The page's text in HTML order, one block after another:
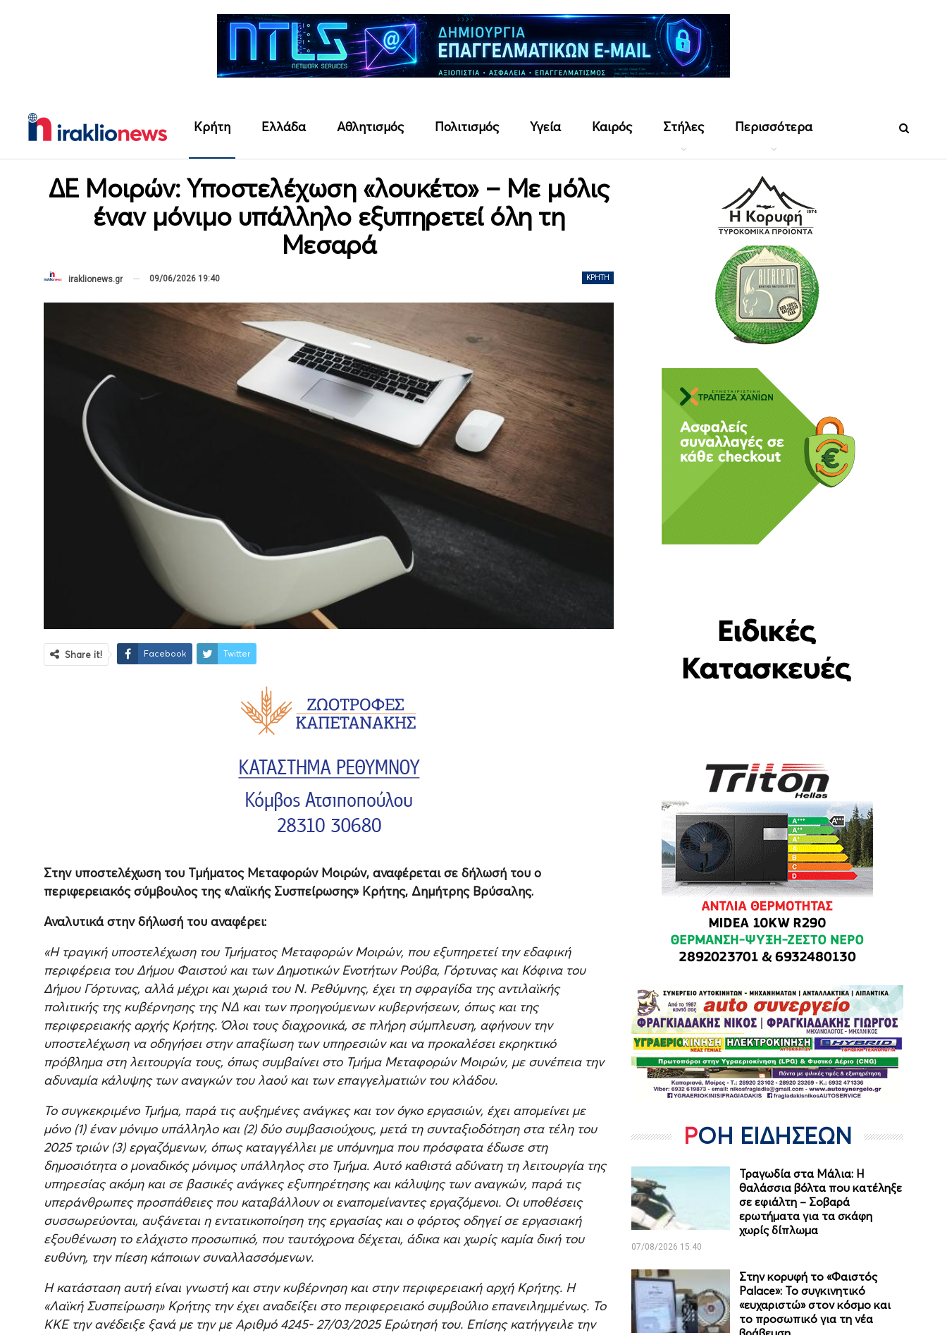
Κρήτη Ελλάδα Αθλητισμός Πολιτισμός Υγεία Καιρός Στήλες Περισσότερα
ΔΕ Μοιρών: Υποστελέχωση «λουκέτο» – Με μόλις
έναν μόνιμο υπάλληλο εξυπηρετεί όλη τη
Μεσαρά
ΚΡΉΤΗ
iraklionews.gr 09/06/2026 19:40
Share it! Facebook Twitter
Στην υποστελέχωση του Τμήματος Μεταφορών Μοιρών, αναφέρεται σε δήλωσή του ο
περιφερειακός σύμβουλος της «Λαϊκής Συσπείρωσης» Κρήτης, Δημήτρης Βρύσαλης.
Αναλυτικά στην δήλωσή του αναφέρει:
«Η τραγική υποστελέχωση του Τμήματος Μεταφορών Μοιρών, που εξυπηρετεί την εδαφική
περιφέρεια του Δήμου Φαιστού και των Δημοτικών Ενοτήτων Ρούβα, Γόρτυνας και Κόφινα του
Δήμου Γόρτυνας, αλλά μέχρι και χωριά του Ν. Ρεθύμνης, έχει τη σφραγίδα της αντιλαϊκής
πολιτικής της κυβέρνησης της ΝΔ και των προηγούμενων κυβερνήσεων, όπως και της
περιφερειακής αρχής Κρήτης. Όλοι τους διαχρονικά, σε πλήρη σύμπλευση, αφήνουν την
υποστελέχωση να οδηγήσει στην απαξίωση των υπηρεσιών και να προκαλέσει εκρηκτικό
πρόβλημα στη λειτουργία τους, όπως συμβαίνει στο Τμήμα Μεταφορών Μοιρών, με συνέπεια την
αδυναμία κάλυψης των αναγκών του λαού και των επαγγελματιών του κλάδου.
Το συγκεκριμένο Τμήμα, παρά τις αυξημένες ανάγκες και τον όγκο εργασιών, έχει απομείνει με
μόνο (1) έναν μόνιμο υπάλληλο και (2) δύο συμβασιούχους, μετά τη συνταξιοδότηση στα τέλη του
2025 τριών (3) εργαζόμενων, όπως καταγγέλλει με υπόμνημα που πρόσφατα έδωσε στη
δημοσιότητα ο μοναδικός μόνιμος υπάλληλος στο Τμήμα. Αυτό καθιστά αδύνατη τη λειτουργία της
υπηρεσίας ακόμη και σε βασικές ανάγκες εξυπηρέτησης και κάλυψης των αναγκών, παρά τις
υπεράνθρωπες προσπάθειες που καταβάλλουν οι εναπομείναντες εργαζόμενοι. Οι υποθέσεις
συσσωρεύονται, αυξάνεται η εντατικοποίηση της εργασίας και ο φόρτος οδηγεί σε εργασιακή
εξουθένωση το ελάχιστο προσωπικό, που ταυτόχρονα δέχεται, άδικα και χωρίς καμία δική του
ευθύνη, την πίεση κάποιων συναλλασσόμενων.
Η κατάσταση αυτή είναι γνωστή και στην κυβέρνηση και στην περιφερειακή αρχή Κρήτης. Η
«Λαϊκή Συσπείρωση» Κρήτης την έχει αναδείξει στο περιφερειακό συμβούλιο επανειλημμένως. Το
ΚΚΕ την ανέδειξε ξανά με την με Αριθμό 4245- 27/03/2025 Ερώτησή του. Επίσης κατήγγειλε την
ΡΟΗ ΕΙΔΗΣΕΩΝ
Τραγωδία στα Μάλια: Η
θαλάσσια βόλτα που κατέληξε
σε εφιάλτη – Σοβαρά
ερωτήματα για τα σκάφη
χωρίς δίπλωμα
07/08/2026 15:40
Στην κορυφή το «Φαιστός
Palace»: Το συγκινητικό
«ευχαριστώ» στον κόσμο και
το προσωπικό για τη νέα